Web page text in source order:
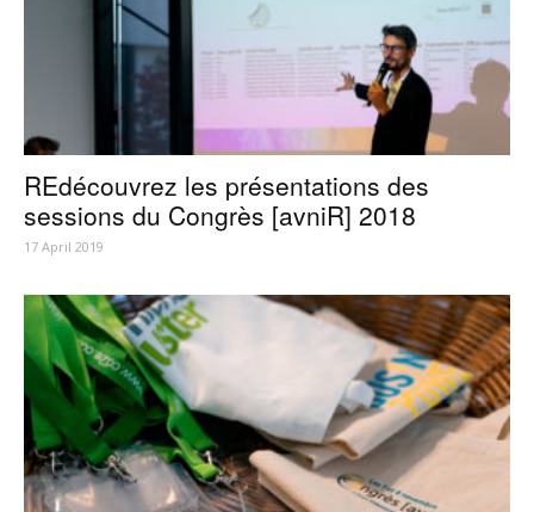
REdécouvrez les présentations des
sessions du Congrès [avniR] 2018
17 April 2019